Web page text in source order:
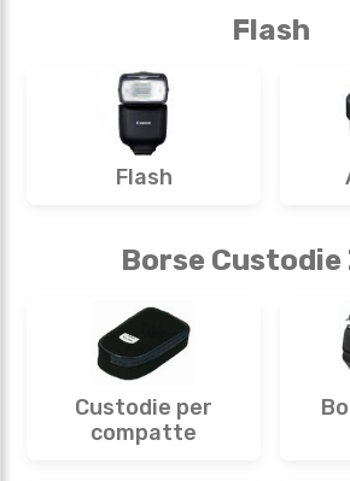
Flash
Flash
Borse Custodie
Custodie per
compatte